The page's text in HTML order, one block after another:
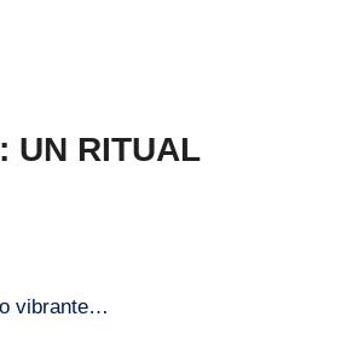
UN RITUAL
vibrante…